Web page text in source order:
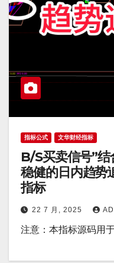
指标公式 文华财经指标
B/S买卖信号”
稳健的日内趋势
指标
22 7 月, 2025
注意：本指标源码用